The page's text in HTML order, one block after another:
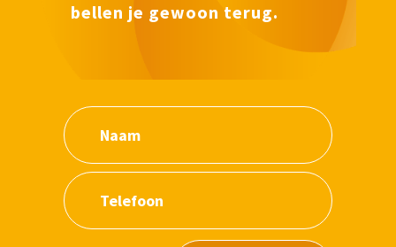
bellen je gewoon terug.